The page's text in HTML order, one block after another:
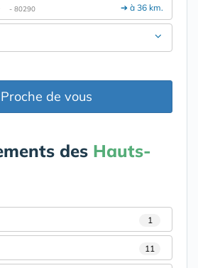
➔ à 36 km.
- 80290
de vous
des Hauts-
1
11